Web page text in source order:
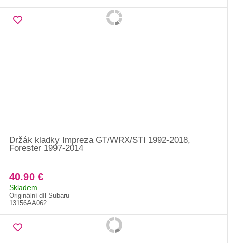
Držák kladky Impreza GT/WRX/STI 1992-2018,
Forester 1997-2014
40.90 €
Skladem
Originální díl Subaru
13156AA062